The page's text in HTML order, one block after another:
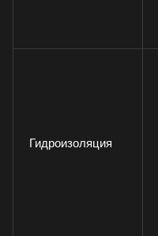
Гидроизоляция